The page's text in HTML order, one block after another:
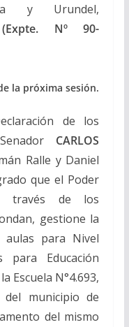
y Urundel,
Nº 90-
la próxima sesión.
de los
CARLOS
Ralle y Daniel
que el Poder
través de los
gestione la
aulas para Nivel
Educación
Escuela N°4.693,
del municipio de
del mismo